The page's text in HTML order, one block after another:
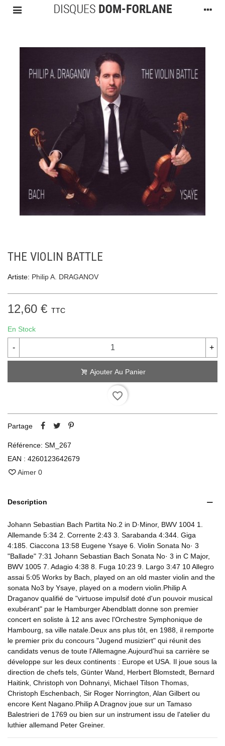
THE VIOLIN BATTLE
Artiste: Philip A. DRAGANOV
12,60 € TTC
En Stock
- +
Ajouter Au Panier
favorite_border
Partage
Référence: SM_267
EAN : 4260123642679
Aimer 0
Description
Johann Sebastian Bach Partita No.2 in D·Minor, BWV 1004 1.
Allemande 5:34 2. Corrente 2:43 3. Sarabanda 4:344. Giga
4:185. Ciaccona 13:58 Eugene Ysaye 6. Violin Sonata No· 3
"Ballade" 7:31 Johann Sebastian Bach Sonata No· 3 in C Major,
BWV 1005 7. Adagio 4:38 8. Fuga 10:23 9. Largo 3:47 10 Allegro
assai 5:05 Works by Bach, played on an old master violin and the
sonata No3 by Ysaye, played on a modern violin.Philip A
Draganov qualifié de "virtuose impulsif doté d'un pouvoir musical
exubérant" par le Hamburger Abendblatt donne son premier
concert en soliste à 12 ans avec l'Orchestre Symphonique de
Hambourg, sa ville natale.Deux ans plus tôt, en 1988, il remporte
le premier prix du concours "Jugend musiziert" qui réunit des
candidats venus de toute l'Allemagne.Aujourd'hui sa carrière se
développe sur les deux continents : Europe et USA. Il joue sous la
direction de chefs tels, Günter Wand, Herbert Blomstedt, Bernard
Haitink, Christoph von Dohnanyi, Michael Tilson Thomas,
Christoph Eschenbach, Sir Roger Norrington, Alan Gilbert ou
encore Kent Nagano.Philip A Dragnov joue sur un Tamaso
Balestrieri de 1769 ou bien sur un instrument issu de l'atelier du
luthier allemand Peter Greiner.